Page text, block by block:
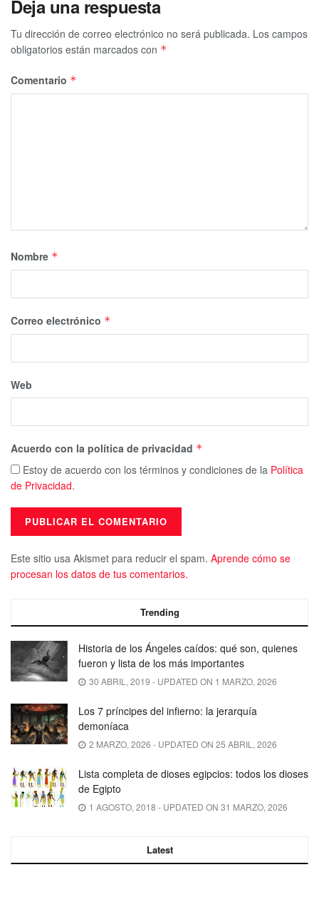
Deja una respuesta
Tu dirección de correo electrónico no será publicada. Los campos
obligatorios están marcados con *
Comentario *
Nombre *
Correo electrónico *
Web
Acuerdo con la política de privacidad *
Estoy de acuerdo con los términos y condiciones de la Política
de Privacidad.
Este sitio usa Akismet para reducir el spam. Aprende cómo se
procesan los datos de tus comentarios.
Trending
Historia de los Ángeles caídos: qué son, quienes
fueron y lista de los más importantes
30 ABRIL, 2019 - UPDATED ON 1 MARZO, 2026
Los 7 príncipes del infierno: la jerarquía
demoníaca
2 MARZO, 2026 - UPDATED ON 25 ABRIL, 2026
Lista completa de dioses egipcios: todos los dioses
de Egipto
1 AGOSTO, 2018 - UPDATED ON 31 MARZO, 2026
Latest